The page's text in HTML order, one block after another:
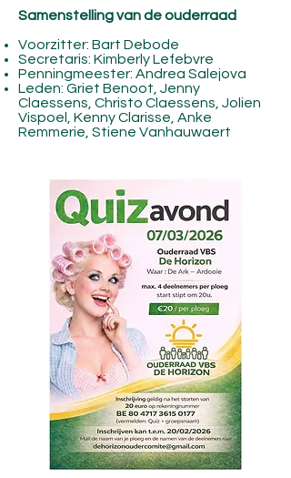
Samenstelling van de ouderraad
Voorzitter: Bart Debode
Secretaris: Kimberly Lefebvre
Penningmeester: Andrea Salejova
Leden: Griet Benoot, Jenny
Claessens, Christo Claessens, Jolien
Vispoel, Kenny Clarisse, Anke
Remmerie, Stiene Vanhauwaert
activi
teite
n
2025-
2026